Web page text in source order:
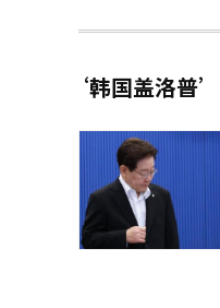
‘韩国盖洛普’